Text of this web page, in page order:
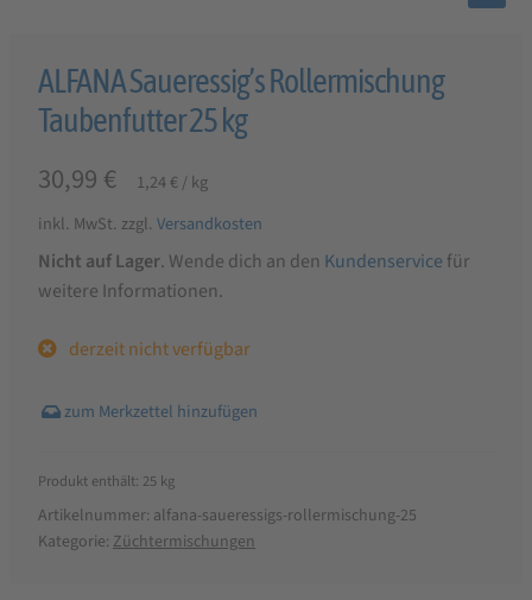
ALFANA Saueressig’s Rollermischung
Taubenfutter 25 kg
30,99 € 1,24 €/kg
inkl. MwSt. zzgl. Versandkosten
Nicht auf Lager. Wende dich an den Kundenservice für
weitere Informationen.
derzeit nicht verfügbar
Produkt enthält: 25 kg
Artikelnummer: alfana-saueressigs-rollermischung-25
Kategorie: Züchtermischungen